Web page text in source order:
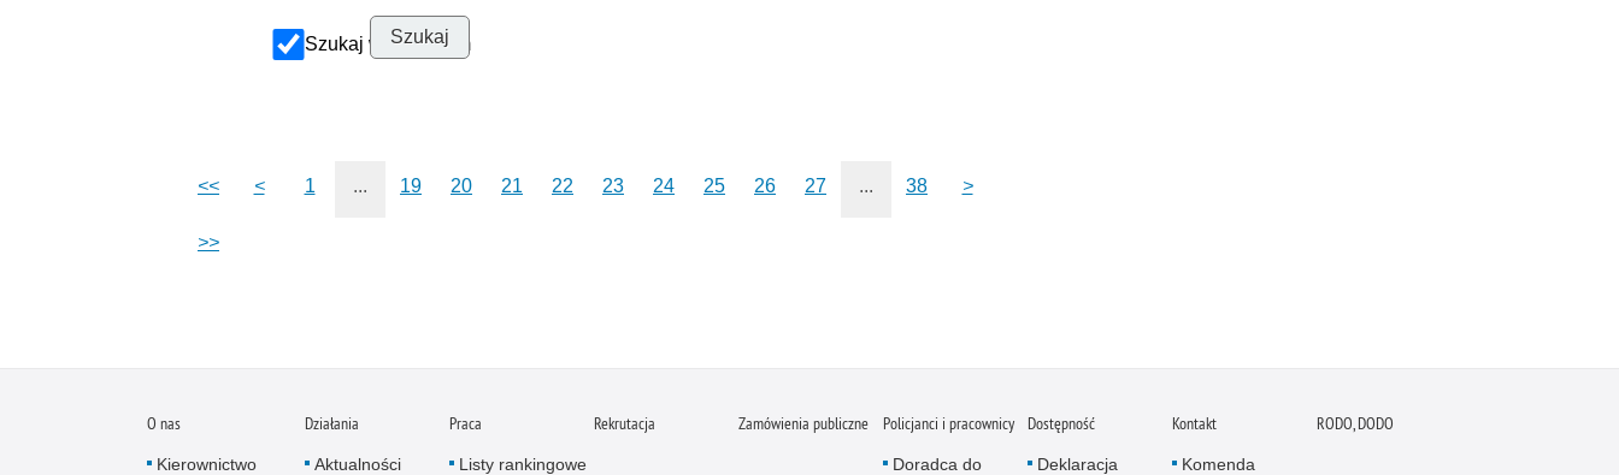
Szukaj w archiwum
<< < 1 ... 19 20 21 22 23 24 25 26 27 ... 38 >
>>
O nas
Kierownictwo
Działania
Aktualności
Praca
Listy rankingowe
Rekrutacja Zamówienia publiczne Policjanci i pracownicy
Doradca do
Dostępność
Deklaracja
Kontakt
Komenda
RODO, DODO